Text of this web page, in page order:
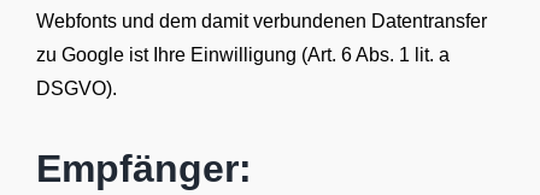
Webfonts und dem damit verbundenen Datentransfer
zu Google ist Ihre Einwilligung (Art. 6 Abs. 1 lit. a
DSGVO).
Empfänger: